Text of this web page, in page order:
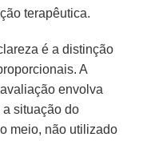
terapêutica.
é a distinção
A
envolva
situação do
meio, não utilizado